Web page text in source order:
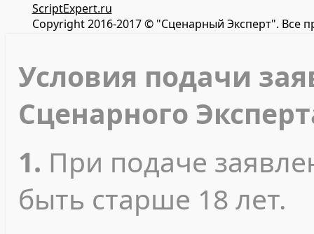
ScriptExpert.ru
Copyright 2016-2017 © "Сценарный Эксперт". Все
Условия подачи
Сценарного
1. При подаче
быть старше 18 лет.